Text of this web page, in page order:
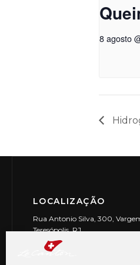
8 agosto
LOCALIZAÇÃO
Rua Antonio Silva, 300,
Teresópolis, RJ
CEP: 25990-150